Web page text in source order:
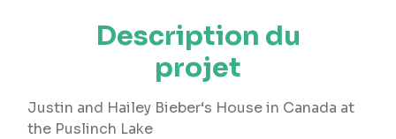
Description du
projet
Justin and Hailey Bieber‘s House in Canada at
the Puslinch Lake